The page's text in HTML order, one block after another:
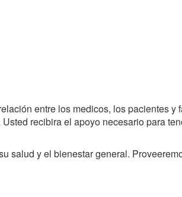
entre los medicos, los pacientes y
recibira el apoyo necesario para
salud y el bienestar general.